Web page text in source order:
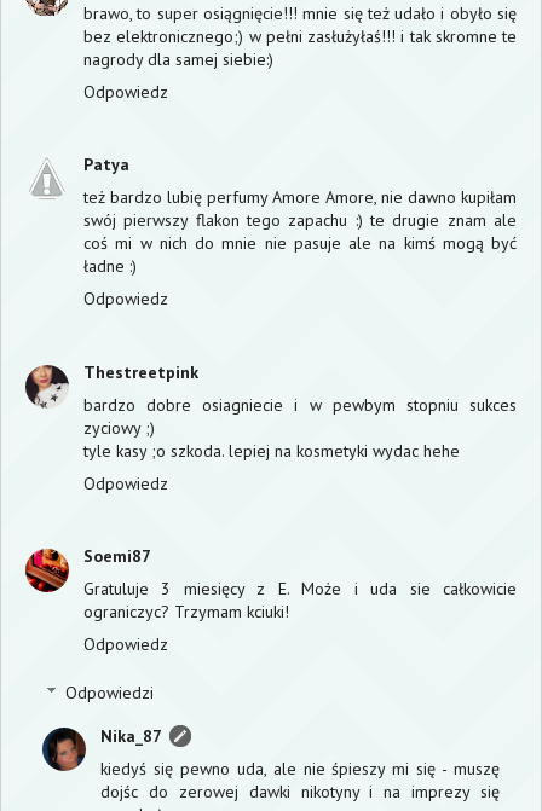
brawo, to super osiągnięcie!!! mnie się też udało i obyło się
bez elektronicznego;) w pełni zasłużyłaś!!! i tak skromne te
nagrody dla samej siebie:)
Odpowiedz
Patya
też bardzo lubię perfumy Amore Amore, nie dawno kupiłam
swój pierwszy flakon tego zapachu :) te drugie znam ale
coś mi w nich do mnie nie pasuje ale na kimś mogą być
ładne :)
Odpowiedz
Thestreetpink
bardzo dobre osiagniecie i w pewbym stopniu sukces
zyciowy ;)
tyle kasy ;o szkoda. lepiej na kosmetyki wydac hehe
Odpowiedz
Soemi87
Gratuluje 3 miesięcy z E. Może i uda sie całkowicie
ograniczyc? Trzymam kciuki!
Odpowiedz
Odpowiedzi
Nika_87
kiedyś się pewno uda, ale nie śpieszy mi się - muszę
dojśc do zerowej dawki nikotyny i na imprezy się